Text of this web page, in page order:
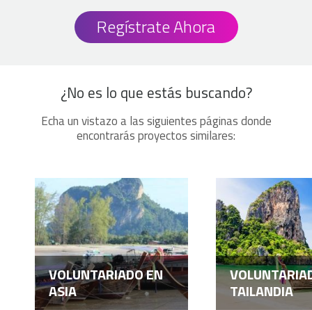
Regístrate Ahora
¿No es lo que estás buscando?
Echa un vistazo a las siguientes páginas donde
encontrarás proyectos similares:
VOLUNTARIADO EN
ASIA TAILANDIA